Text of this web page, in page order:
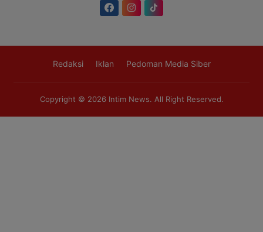
Redaksi Iklan Pedoman Media Siber
Copyright © 2026 Intim News. All Right Reserved.